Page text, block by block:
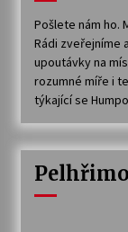
Pošlete nám ho.
Rádi zveřejníme
upoutávky na
rozumné míře i
týkající se